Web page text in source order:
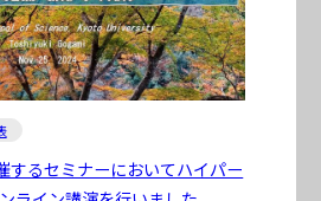
するセミナーにおいてハイパー